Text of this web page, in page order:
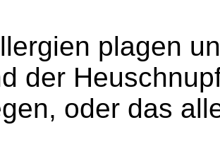
plagen
der
oder das